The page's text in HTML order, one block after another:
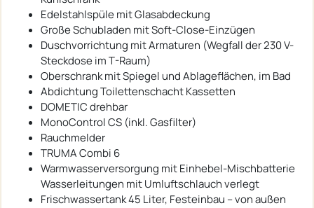
Edelstahlspüle mit Glasabdeckung
Große Schubladen mit Soft-Close-Einzügen
Duschvorrichtung mit Armaturen (Wegfall der 230 V-
Steckdose im T-Raum)
Oberschrank mit Spiegel und Ablageflächen, im Bad
Abdichtung Toilettenschacht Kassetten
DOMETIC drehbar
MonoControl CS (inkl. Gasfilter)
Rauchmelder
TRUMA Combi 6
Warmwasserversorgung mit Einhebel-Mischbatterie
Wasserleitungen mit Umluftschlauch verlegt
Frischwassertank 45 Liter, Festeinbau – von außen